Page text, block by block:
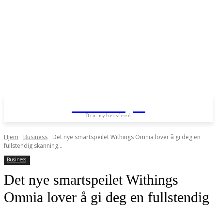
Din nyhetsfeed
Hjem Business
Det nye smartspeilet Withings Omnia lover å gi deg en
fullstendig skanning...
Business
Det nye smartspeilet Withings
Omnia lover å gi deg en fullstendig